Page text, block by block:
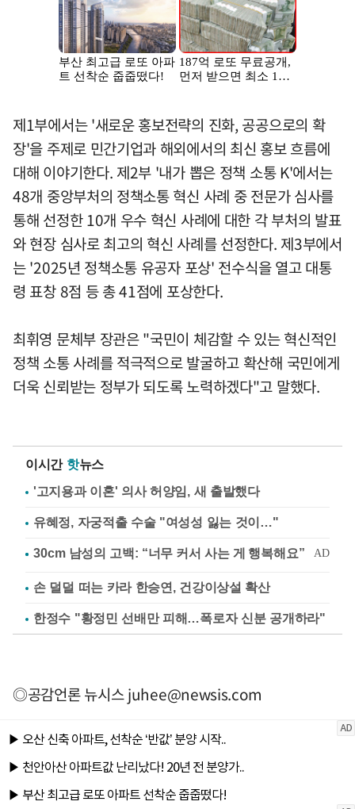
제1부에서는 '새로운 홍보전략의 진화, 공공으로의 확
장'을 주제로 민간기업과 해외에서의 최신 홍보 흐름에
대해 이야기한다. 제2부 '내가 뽑은 정책 소통 K'에서는
48개 중앙부처의 정책소통 혁신 사례 중 전문가 심사를
통해 선정한 10개 우수 혁신 사례에 대한 각 부처의 발표
와 현장 심사로 최고의 혁신 사례를 선정한다. 제3부에서
는 '2025년 정책소통 유공자 포상' 전수식을 열고 대통
령 표창 8점 등 총 41점에 포상한다.
최휘영 문체부 장관은 "국민이 체감할 수 있는 혁신적인
정책 소통 사례를 적극적으로 발굴하고 확산해 국민에게
더욱 신뢰받는 정부가 되도록 노력하겠다"고 말했다.
이시간 핫뉴스
'고지용과 이혼' 의사 허양임, 새 출발했다
유혜정, 자궁적출 수술 "여성성 잃는 것이…"
손 덜덜 떠는 카라 한승연, 건강이상설 확산
한정수 "황정민 선배만 피해…폭로자 신분 공개하라"
◎공감언론 뉴시스juhee@newsis.com